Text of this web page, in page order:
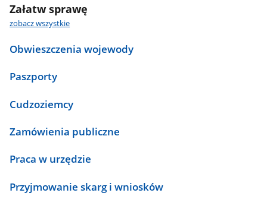
Załatw sprawę
zobacz wszystkie
Obwieszczenia wojewody
Paszporty
Cudzoziemcy
Zamówienia publiczne
Praca w urzędzie
Przyjmowanie skarg i wniosków